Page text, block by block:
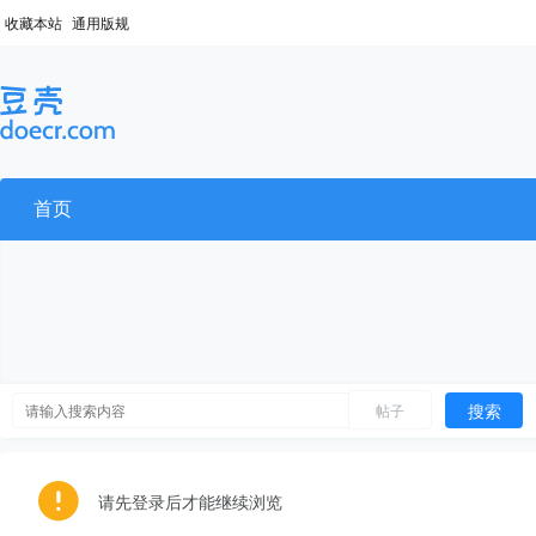
收藏本站 通用版规
首页
帖子 搜索
请先登录后才能继续浏览